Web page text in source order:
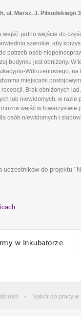
ul. Marsz. J. Piłsudskiego
wejść: jedno wejście do
szerokie, aby
potrzeb osób
budynku jest obniżony.
Wdrożeniowego,
miejscami
Brak obniżonych
lub niewidomych, w
wejść w
osób niewidomych i
uczestników do projektu
w Inkubatorze
Nabór do pracy